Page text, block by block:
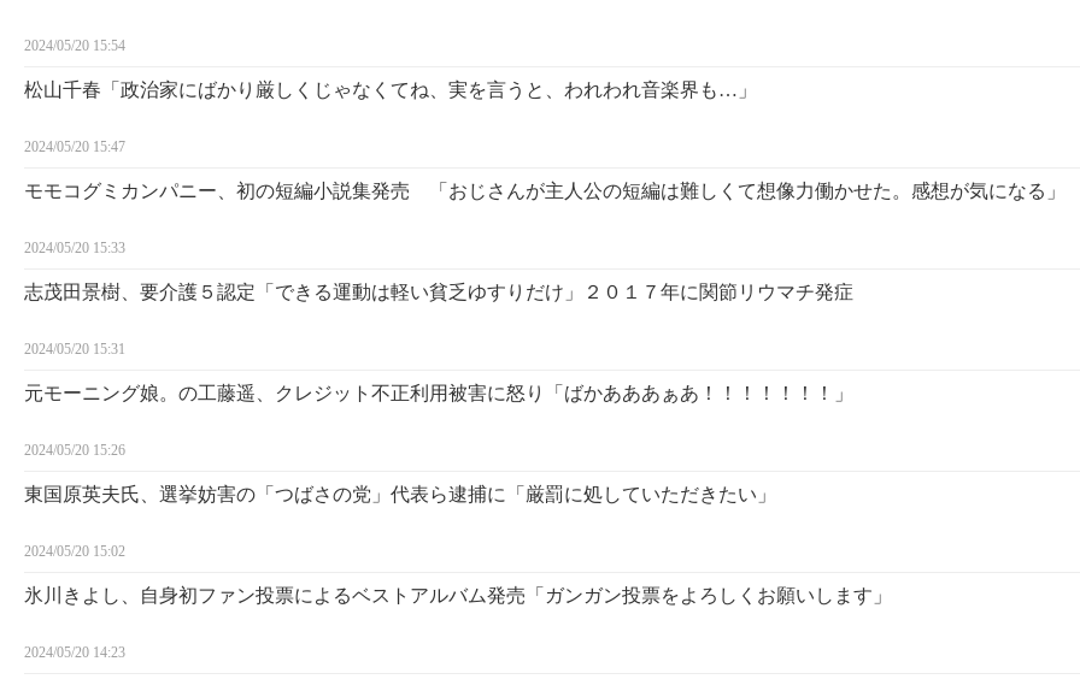
2024/05/20 15:54
松山千春「政治家にばかり厳しくじゃなくてね、実を言うと、われわれ音楽界も…」
2024/05/20 15:47
モモコグミカンパニー、初の短編小説集発売 「おじさんが主人公の短編は難しくて想像力働かせた。感想が気になる」
2024/05/20 15:33
志茂田景樹、要介護５認定「できる運動は軽い貧乏ゆすりだけ」２０１７年に関節リウマチ発症
2024/05/20 15:31
元モーニング娘。の工藤遥、クレジット不正利用被害に怒り「ばかあああぁあ！！！！！！！」
2024/05/20 15:26
東国原英夫氏、選挙妨害の「つばさの党」代表ら逮捕に「厳罰に処していただきたい」
2024/05/20 15:02
氷川きよし、自身初ファン投票によるベストアルバム発売「ガンガン投票をよろしくお願いします」
2024/05/20 14:23